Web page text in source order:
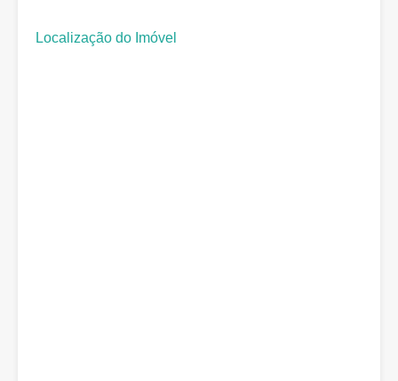
Localização do Imóvel